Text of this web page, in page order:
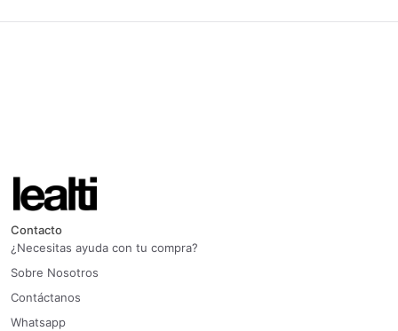
Contacto
¿Necesitas ayuda con tu compra?
Sobre Nosotros
Contáctanos
Whatsapp